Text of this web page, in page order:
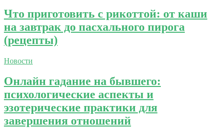
Что приготовить с рикоттой: от каши
на завтрак до пасхального пирога
(рецепты)
Новости
Онлайн гадание на бывшего:
психологические аспекты и
эзотерические практики для
завершения отношений